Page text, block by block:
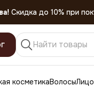
косметикаВолосыЛицо